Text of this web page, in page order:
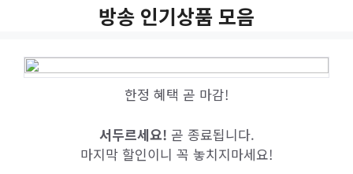
방송 인기상품 모음
한정 혜택 곧 마감!
서두르세요! 곧 종료됩니다.
마지막 할인이니 꼭 놓치지마세요!